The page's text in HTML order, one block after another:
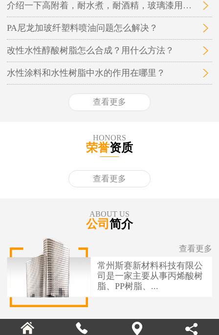
介绍一下高附着，耐水煮，耐酒精，玻璃漆用的丙烯酸树脂
PA尼龙加玻纤塑料喷油问题怎么解决？
改性水性醇酸树脂怎么合成？用什么方法？
水性涂料和水性树脂中水的作用在哪里？
查看更多
HONORS
荣誉资质
查看更多
ABOUT US
公司 简介
常州斯赛新材料科技有限公
司是一家主要从事丙烯酸树
脂、PP树脂、...
查看更多